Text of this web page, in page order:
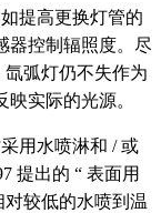
提高更换灯管的
器控制辐照度。尽
弧灯仍不失作为
实际的光源。
用水喷淋和 / 或
提出的 “ 表面用
较低的水喷到温